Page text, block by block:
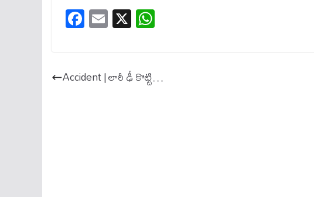
Fa
ce
ok
E
m
X
A
pp
Accident | లారీ ఢీ కొట్టి…